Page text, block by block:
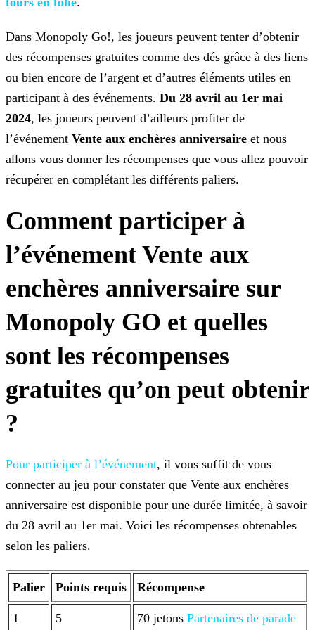
Dans Monopoly Go!, les joueurs peuvent tenter d’obtenir
des récompenses gratuites comme des dés grâce à des liens
ou bien encore de l’argent et d’autres éléments utiles en
participant à des événements. Du 28 avril au 1er mai
2024, les joueurs peuvent d’ailleurs profiter de
l’événement Vente aux enchères anniversaire et nous
allons vous donner les récompenses que vous allez pouvoir
récupérer en complétant les différents paliers.
Comment participer à
l’événement Vente aux
enchères anniversaire sur
Monopoly GO et quelles
sont les récompenses
gratuites qu’on peut obtenir
?
Pour participer à l’événement, il vous suffit de vous
connecter au jeu pour constater que Vente aux enchères
anniversaire est disponible pour une durée limitée, à savoir
du 28 avril au 1er mai. Voici les récompenses obtenables
selon les paliers.
Palier Points requis Récompense
1 5 70 jetons Partenaires de parade